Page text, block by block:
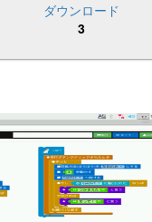
ダウンロード
3